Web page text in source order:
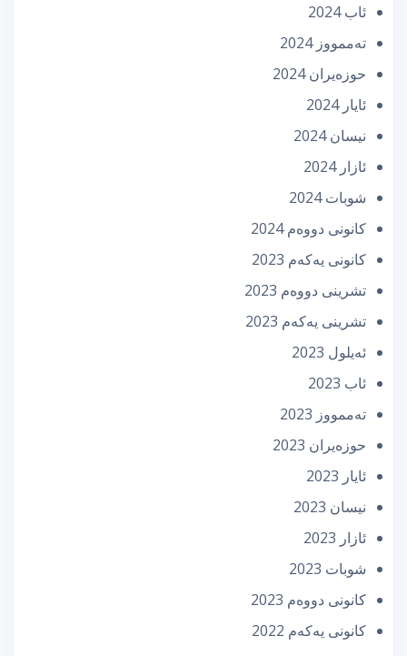
ئاب 2024
تەممووز 2024
حوزه‌یران 2024
ئایار 2024
نیسان 2024
ئازار 2024
شوبات 2024
كانونی دووه‌م 2024
كانونی یه‌كه‌م 2023
تشرینی دووه‌م 2023
تشرینی یه‌كه‌م 2023
ئه‌یلول 2023
ئاب 2023
تەممووز 2023
حوزه‌یران 2023
ئایار 2023
نیسان 2023
ئازار 2023
شوبات 2023
كانونی دووه‌م 2023
كانونی یه‌كه‌م 2022